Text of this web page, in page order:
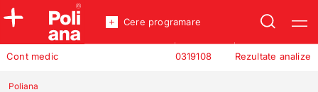
Policlinica
Incredere
Cont medic Rezultate analize
0319108
Cere programare
Poliana